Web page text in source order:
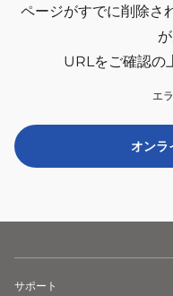
ページがすでに削除さ
URLをご確認の
エ
オンラ
サポート